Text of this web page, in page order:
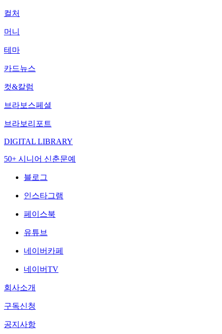
컬처
머니
테마
카드뉴스
컷&칼럼
브라보스페셜
브라보리포트
DIGITAL LIBRARY
50+ 시니어 신춘문예
블로그
인스타그램
페이스북
유튜브
네이버카페
네이버TV
회사소개
구독신청
공지사항